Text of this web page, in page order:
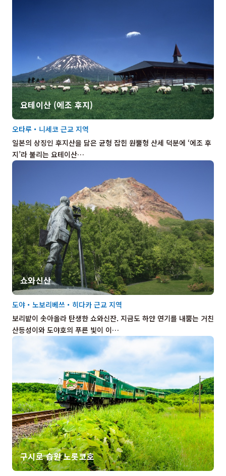
요테이산 (에조 후지)
일본의 상징인 후지산을 닮은 균형 잡힌 원뿔형 산세 덕분에 ‘에조 후
지’라 불리는 요테이산…
오타루・니세코 근교 지역
쇼와신산
보리밭이 솟아올라 탄생한 쇼와신잔. 지금도 하얀 연기를 내뿜는 거친
산등성이와 도야호의 푸른 빛이 이…
도야・노보리베쓰・히다카 근교 지역
구시로 습원 노롯코호